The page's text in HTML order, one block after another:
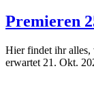
Premieren
Hier findet ihr alles,
erwartet 21. Okt.